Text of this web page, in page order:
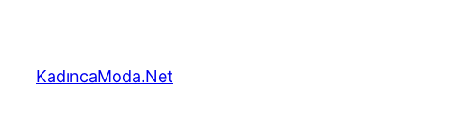
KadıncaModa.Net